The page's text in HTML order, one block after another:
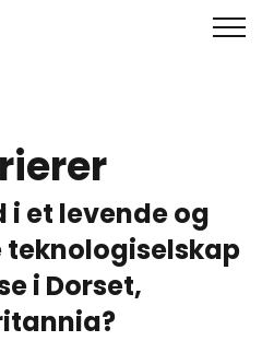
i et levende og
teknologiselskap
i Dorset,